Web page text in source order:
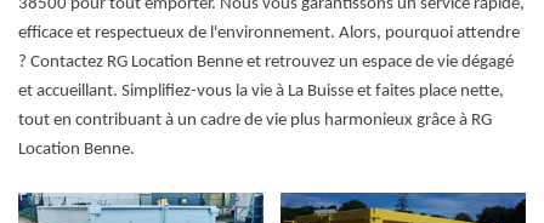
38500 pour tout emporter. Nous vous garantissons un service rapide,
efficace et respectueux de l'environnement. Alors, pourquoi attendre
? Contactez RG Location Benne et retrouvez un espace de vie dégagé
et accueillant. Simplifiez-vous la vie à La Buisse et faites place nette,
tout en contribuant à un cadre de vie plus harmonieux grâce à RG
Location Benne.